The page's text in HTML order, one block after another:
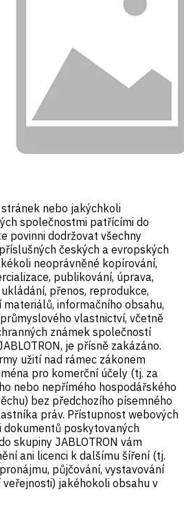
nebo jakýchkoli
společnostmi patřícími do
povinni dodržovat všechny
českých a evropských
neoprávněné kopírování,
publikování, úprava,
přenos, reprodukce,
informačního obsahu,
vlastnictví, včetně
známek společností
je přísně zakázáno.
užití nad rámec zákonem
pro komerční účely (tj. za
nebo nepřímého hospodářského
bez předchozího písemného
práv. Přístupnost webových
poskytovaných
skupiny JABLOTRON vám
ani licenci k dalšímu šíření (tj.
půjčování, vystavování
jakéhokoli obsahu v